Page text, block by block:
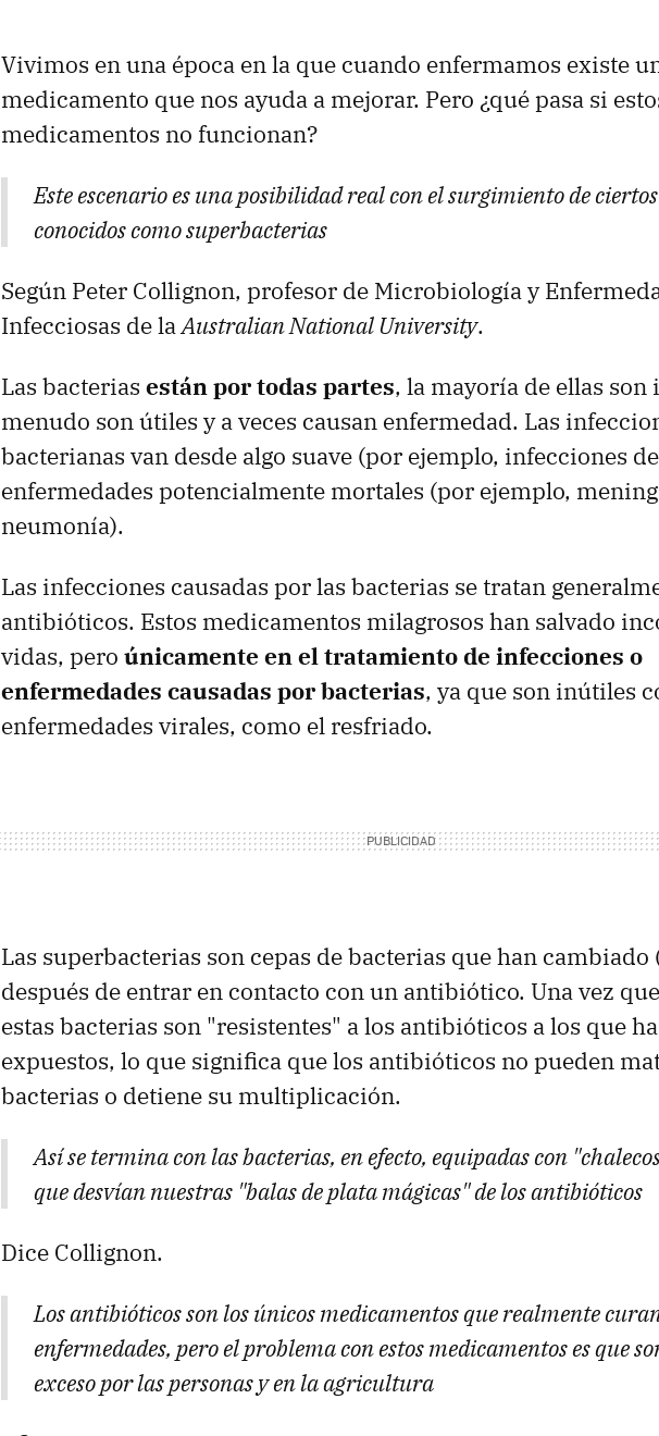
Vivimos en una época en la que cuando enfermamos existe
medicamento que nos ayuda a mejorar. Pero ¿qué pasa si
medicamentos no funcionan?
Este escenario es una posibilidad real con el surgimiento de
conocidos como superbacterias
Según Peter Collignon, profesor de Microbiología y
Infecciosas de laAustralian National University.
Las bacterias están por todas partes, la mayoría de ellas son
menudo son útiles y a veces causan enfermedad. Las
bacterianas van desde algo suave (por ejemplo, infecciones
enfermedades potencialmente mortales (por ejemplo,
neumonía).
Las infecciones causadas por las bacterias se tratan
antibióticos. Estos medicamentos milagrosos han salvado
vidas, pero únicamente en el tratamiento de infecciones o
enfermedades causadas por bacterias, ya que son inútiles
enfermedades virales, como el resfriado.
Las superbacterias son cepas de bacterias que han cambiado
después de entrar en contacto con un antibiótico. Una vez
estas bacterias son "resistentes" a los antibióticos a los que
expuestos, lo que significa que los antibióticos no pueden
bacterias o detiene su multiplicación.
Así se termina con las bacterias, en efecto, equipadas con
que desvían nuestras "balas de plata mágicas" de los antibióticos
Dice Collignon.
Los antibióticos son los únicos medicamentos que realmente
enfermedades, pero el problema con estos medicamentos es que
exceso por las personas y en la agricultura